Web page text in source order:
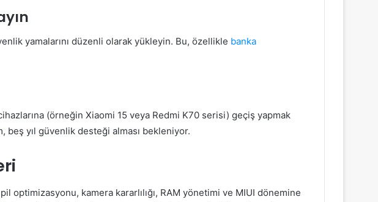
yamalarını düzenli olarak yükleyin. Bu, özellikle banka
(örneğin Xiaomi 15 veya Redmi K70 serisi) geçiş yapmak
beş yıl güvenlik desteği alması bekleniyor.
optimizasyonu, kamera kararlılığı, RAM yönetimi ve MIUI dönemine